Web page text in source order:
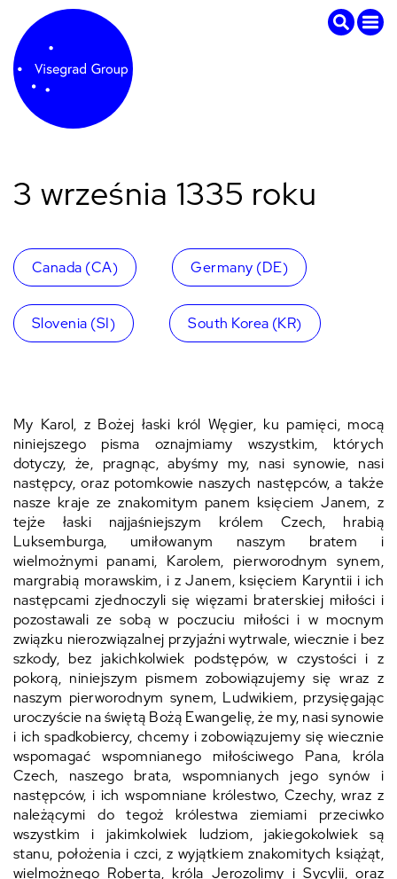
3 września 1335 roku
Canada (CA) Germany (DE)
Slovenia (SI) South Korea (KR)
My Karol, z Bożej łaski król Węgier, ku pamięci, mocą
niniejszego pisma oznajmiamy wszystkim, których
dotyczy, że, pragnąc, abyśmy my, nasi synowie, nasi
następcy, oraz potomkowie naszych następców, a także
nasze kraje ze znakomitym panem księciem Janem, z
tejże łaski najjaśniejszym królem Czech, hrabią
Luksemburga, umiłowanym naszym bratem i
wielmożnymi panami, Karolem, pierworodnym synem,
margrabią morawskim, i z Janem, księciem Karyntii i ich
następcami zjednoczyli się więzami braterskiej miłości i
pozostawali ze sobą w poczuciu miłości i w mocnym
związku nierozwiązalnej przyjaźni wytrwale, wiecznie i bez
szkody, bez jakichkolwiek podstępów, w czystości i z
pokorą, niniejszym pismem zobowiązujemy się wraz z
naszym pierworodnym synem, Ludwikiem, przysięgając
uroczyście na świętą Bożą Ewangelię, że my, nasi synowie
i ich spadkobiercy, chcemy i zobowiązujemy się wiecznie
wspomagać wspomnianego miłościwego Pana, króla
Czech, naszego brata, wspomnianych jego synów i
następców, i ich wspomniane królestwo, Czechy, wraz z
należącymi do tegoż królestwa ziemiami przeciwko
wszystkim i jakimkolwiek ludziom, jakiegokolwiek są
stanu, położenia i czci, z wyjątkiem znakomitych książąt,
wielmożnego Roberta, króla Jerozolimy i Sycylii, oraz